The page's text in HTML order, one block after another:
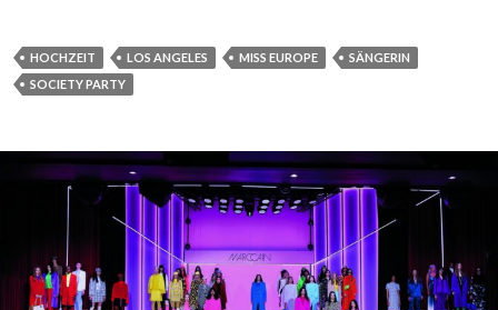
HOCHZEIT LOS ANGELES MISS EUROPE
SÄNGERIN
SOCIETY PARTY